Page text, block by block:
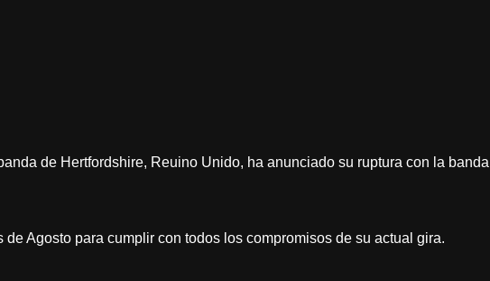
de Hertfordshire, Reuino Unido, ha anunciado su ruptura con la banda
Agosto para cumplir con todos los compromisos de su actual gira.